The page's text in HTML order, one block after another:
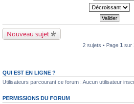
Nouveau sujet
2 sujets • Page 1 sur
QUI EST EN LIGNE ?
Utilisateurs parcourant ce forum : Aucun utilisateur
PERMISSIONS DU FORUM